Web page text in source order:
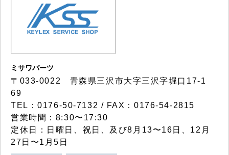
ミサワパーツ
〒033-0022 青森県三沢市大字三沢字堀口17-1
69
TEL：0176-50-7132 / FAX：0176-54-2815
営業時間：8:30〜17:30
定休日：日曜日、祝日、及び8月13〜16日、12月
27日〜1月5日